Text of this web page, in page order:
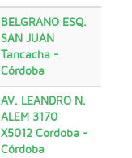
BELGRANO ESQ.
SAN JUAN
Tancacha -
Córdoba
AV. LEANDRO N.
ALEM 3170
X5012 Cordoba -
Córdoba